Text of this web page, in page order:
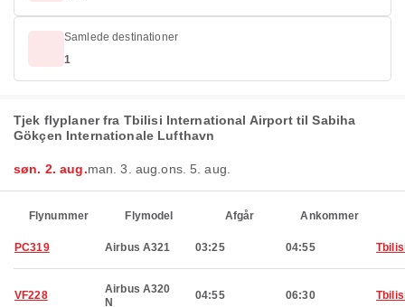
Samlede destinationer
1
Tjek flyplaner fra Tbilisi International Airport til Sabiha
Gökçen Internationale Lufthavn
søn. 2. aug.man. 3. aug.ons. 5. aug.
Flynummer Flymodel Afgår Ankommer
PC319 Airbus A321 03:25 04:55
VF228
Airbus A320
N
04:55 06:30